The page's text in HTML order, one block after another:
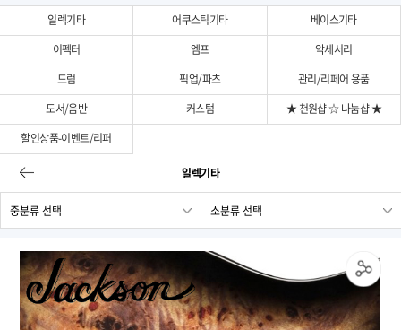
일렉기타 어쿠스틱기타
베이스기타
이펙터
엠프
악세서리
드럼
픽업/파츠
관리/리페어 용품
도서/음반
커스텀
★ 천원샵 ☆ 나눔샵 ★
할인상품-이벤트/리퍼
일렉기타